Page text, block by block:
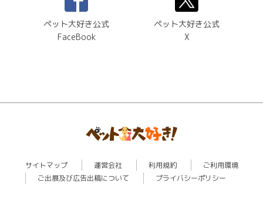
ペット大好き公式
FaceBook
ペット大好き公式
X
サイトマップ 運営会社 利用規約
ご利用環境
ご出展及び広告出稿について
プライバシーポリシー